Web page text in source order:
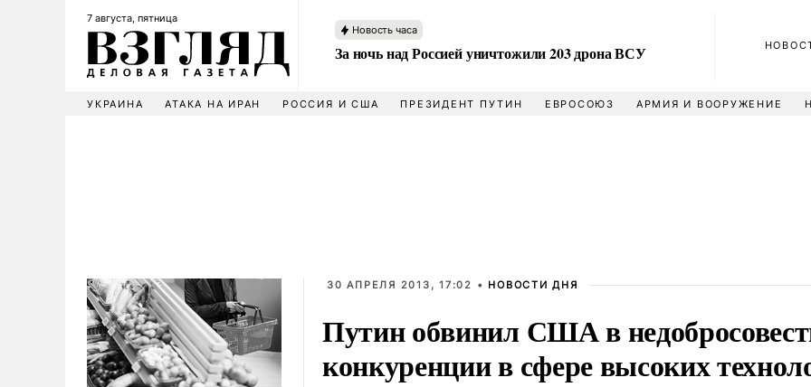
7 августа, пятница
Новость часа
За ночь над Россией уничтожили 203 дрона ВСУ
УКРАИНА АТАКА НА ИРАН РОССИЯ И США ПРЕЗИДЕНТ ПУТИН ЕВРОСОЮЗ АРМИЯ И ВООРУЖЕНИЕ
30 АПРЕЛЯ 2013, 17:02 • НОВОСТИ ДНЯ
Путин обвинил США в
конкуренции в сфере высоких